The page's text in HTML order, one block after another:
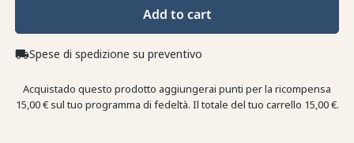
Add to cart
local_shippingSpese di spedizione su preventivo
Acquistado questo prodotto aggiungerai punti per la ricompensa
15,00 €sul tuo programma di fedeltà. Il totale del tuo carrello 15,00 €.